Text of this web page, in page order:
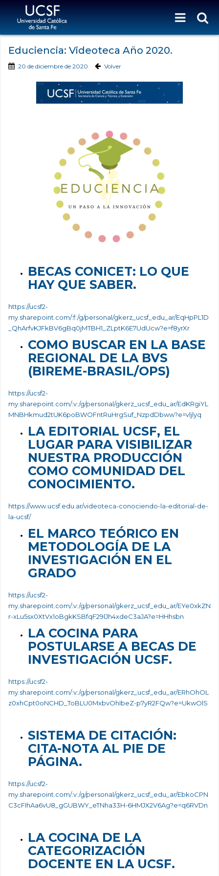
Educiencia: Videoteca Año 2020.
20 de diciembre de 2020 Volver
BECAS CONICET: LO QUE
HAY QUE SABER.
https://ucsf2-
my.sharepoint.com/:f:/g/personal/gkerz_ucsf_edu_ar/EqHpPL1D
_QhArfvKJFkBV6gBq0jMTBH1_ZLptK6E7UdUcw?e=f8yrXr
COMO BUSCAR EN LA BASE
REGIONAL DE LA BVS
(BIREME-BRASIL/OPS)
https://ucsf2-
my.sharepoint.com/:v:/g/personal/gkerz_ucsf_edu_ar/EdKRgiYL
MNBHkmud2tUK6poBWOFntRuHrgSuf_NzpdDbww?e=vljlyq
LA EDITORIAL UCSF, EL
LUGAR PARA VISIBILIZAR
NUESTRA PRODUCCIÓN
COMO COMUNIDAD DEL
CONOCIMIENTO.
https://www.ucsf.edu.ar/videoteca-conociendo-la-editorial-de-
la-ucsf/
EL MARCO TEÓRICO EN
METODOLOGÍA DE LA
INVESTIGACIÓN EN EL
GRADO
https://ucsf2-
my.sharepoint.com/:v:/g/personal/gkerz_ucsf_edu_ar/EYe0xkZN
r-xLu5sx0XtVx1oBgkKSBfqF29lJh4xdeC3aJA?e=HHhsbn
LA COCINA PARA
POSTULARSE A BECAS DE
INVESTIGACIÓN UCSF.
https://ucsf2-
my.sharepoint.com/:v:/g/personal/gkerz_ucsf_edu_ar/ERhOhOL
z0xhCpt0oNCHD_ToBLU0MxbvOhIbeZ-p7yR2FQw?e=UkwOlS
SISTEMA DE CITACIÓN:
CITA-NOTA AL PIE DE
PÁGINA.
https://ucsf2-
my.sharepoint.com/:v:/g/personal/gkerz_ucsf_edu_ar/EbkoCPN
C3cFIhAa6vU8_gGUBWY_eTNha33H-6HMJX2V6Ag?e=q6RVDn
LA COCINA DE LA
CATEGORIZACIÓN
DOCENTE EN LA UCSF.